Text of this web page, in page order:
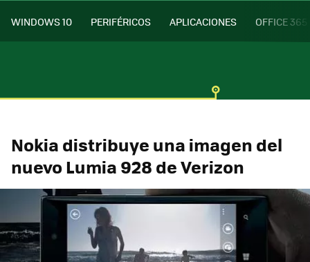
WINDOWS 10 PERIFÉRICOS APLICACIONES OFFICE 365
Nokia distribuye una imagen del
nuevo Lumia 928 de Verizon